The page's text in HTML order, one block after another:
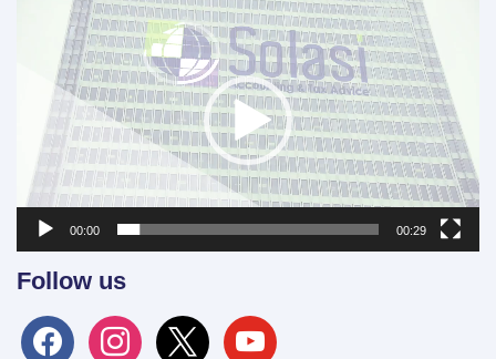
Player
00:00 00:29
Follow us
facebookinstagram
x youtube